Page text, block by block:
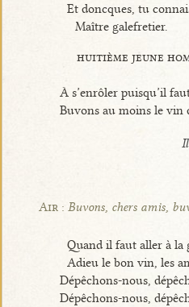
Et doncques, tu
Maître galefretier.
huitième jeune
À s’enrôler puisqu’il
Buvons au moins le vin
Air : Buvons, chers amis,
Quand il faut aller à la
Adieu le bon vin, les
Dépêchons-nous,
Dépêchons-nous,